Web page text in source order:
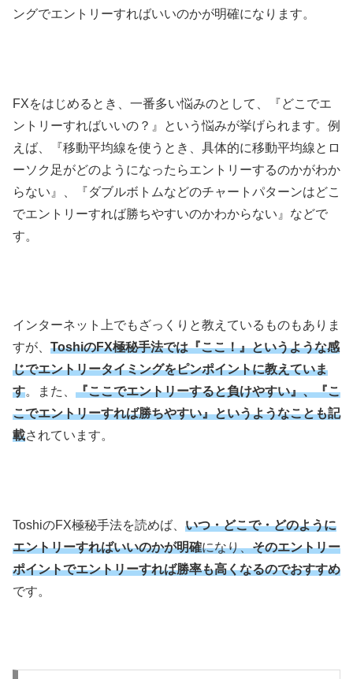
ングでエントリーすればいいのかが明確になります。
FXをはじめるとき、一番多い悩みのとして、『どこでエ
ントリーすればいいの？』という悩みが挙げられます。例
えば、『移動平均線を使うとき、具体的に移動平均線とロ
ーソク足がどのようになったらエントリーするのかがわか
らない』、『ダブルボトムなどのチャートパターンはどこ
でエントリーすれば勝ちやすいのかわからない』などで
す。
インターネット上でもざっくりと教えているものもありま
すが、 ToshiのFX極秘手法では『ここ！』というような感
じでエントリータイミングをピンポイントに教えていま
す。また、 『ここでエントリーすると負けやすい』、『こ
こでエントリーすれば勝ちやすい』というようなことも記
載されています。
ToshiのFX極秘手法を読めば、 いつ・どこで・どのように
エントリーすればいいのかが明確になり、そのエントリー
ポイントでエントリーすれば勝率も高くなるのでおすすめ
です。